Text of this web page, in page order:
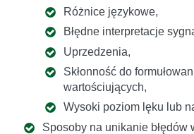
Różnice językowe,
Błędne interpretacje
Uprzedzenia,
Skłonność do
wartościujących,
Wysoki poziom lęku lub
Sposoby na unikanie błędów